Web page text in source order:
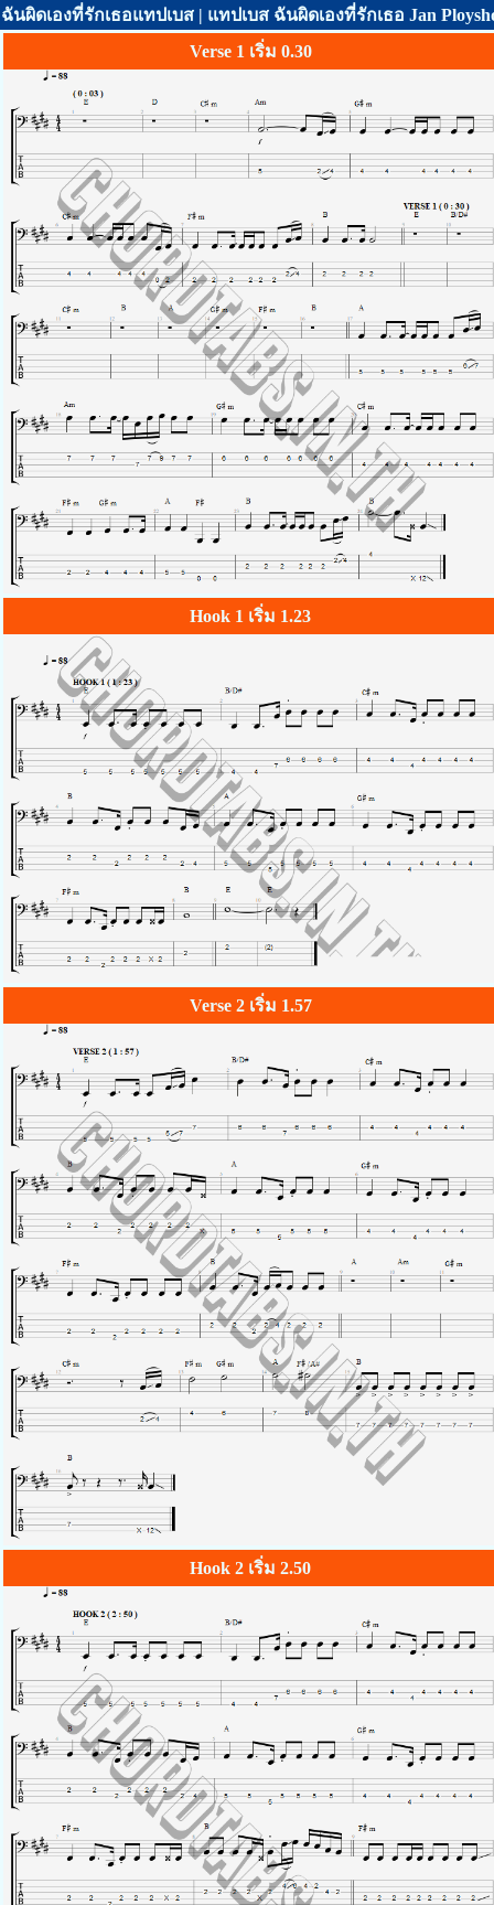
ฉันผิดเองที่รักเธอแทปเบส | แทปเบส ฉันผิดเองที่รักเธอ Jan
Verse 1 เริ่ม 0.30
Hook 1 เริ่ม 1.23
Verse 2 เริ่ม 1.57
Hook 2 เริ่ม 2.50